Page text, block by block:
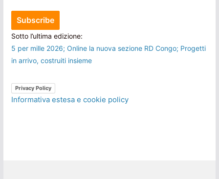
Sotto l’ultima edizione:
5 per mille 2026; Online la nuova sezione RD Congo; Progetti
in arrivo, costruiti insieme
Privacy Policy
Informativa estesa e cookie policy